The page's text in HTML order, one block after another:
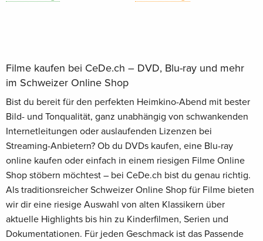
Filme kaufen bei CeDe.ch – DVD, Blu-ray und mehr
im Schweizer Online Shop
Bist du bereit für den perfekten Heimkino-Abend mit bester
Bild- und Tonqualität, ganz unabhängig von schwankenden
Internetleitungen oder auslaufenden Lizenzen bei
Streaming-Anbietern? Ob du DVDs kaufen, eine Blu-ray
online kaufen oder einfach in einem riesigen Filme Online
Shop stöbern möchtest – bei CeDe.ch bist du genau richtig.
Als traditionsreicher Schweizer Online Shop für Filme bieten
wir dir eine riesige Auswahl von alten Klassikern über
aktuelle Highlights bis hin zu Kinderfilmen, Serien und
Dokumentationen. Für jeden Geschmack ist das Passende